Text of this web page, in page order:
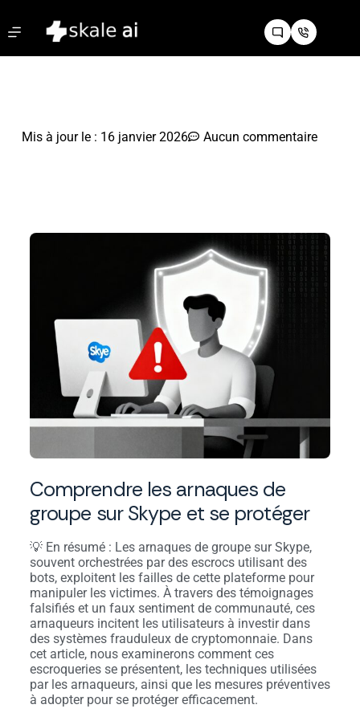
Mis à jour le : 16 janvier 2026 Aucun commentaire
Comprendre les arnaques de
groupe sur Skype et se protéger
💡 En résumé : Les arnaques de groupe sur Skype,
souvent orchestrées par des escrocs utilisant des
bots, exploitent les failles de cette plateforme pour
manipuler les victimes. À travers des témoignages
falsifiés et un faux sentiment de communauté, ces
arnaqueurs incitent les utilisateurs à investir dans
des systèmes frauduleux de cryptomonnaie. Dans
cet article, nous examinerons comment ces
escroqueries se présentent, les techniques utilisées
par les arnaqueurs, ainsi que les mesures préventives
à adopter pour se protéger efficacement.